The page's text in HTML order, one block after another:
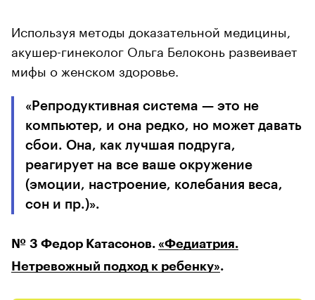
Используя методы доказательной медицины,
акушер-гинеколог Ольга Белоконь развеивает
мифы о женском здоровье.
«Репродуктивная система — это не
компьютер, и она редко, но может давать
сбои. Она, как лучшая подруга,
реагирует на все ваше окружение
(эмоции, настроение, колебания веса,
сон и пр.)».
№ 3 Федор Катасонов. «Федиатрия.
Нетревожный подход к ребенку».